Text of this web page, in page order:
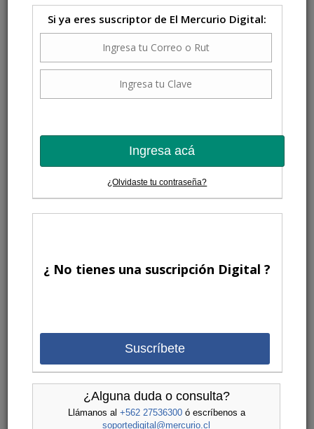
Si ya eres suscriptor de El Mercurio Digital:
Ingresa acá
¿Olvidaste tu contraseña?
¿ No tienes una suscripción Digital ?
Suscríbete
¿Alguna duda o consulta?
Llámanos al +562 27536300ó escríbenos a
soportedigital@mercurio.cl